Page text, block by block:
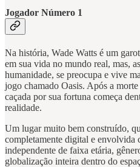
Jogador Número 1
Na história, Wade Watts é um
em sua vida no mundo real, mas,
humanidade, se preocupa e vive
jogo chamado Oasis. Após a
caçada por sua fortuna começa
realidade.
Um lugar muito bem construído,
completamente digital e envolvida
independente de faixa etária,
globalização inteira dentro do